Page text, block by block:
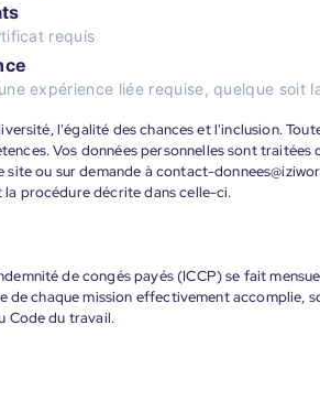
requis
expérience liée requise, quelque soit
l'égalité des chances et l'inclusion.
Vos données personnelles sont
site ou sur demande à contact-
la procédure décrite dans celle-ci.
de congés payés (ICCP) se fait
de chaque mission effectivement accomplie,
Code du travail.